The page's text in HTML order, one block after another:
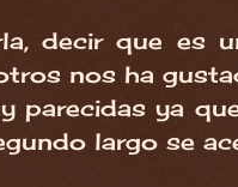
decir que es
nos ha
parecidas ya
largo se